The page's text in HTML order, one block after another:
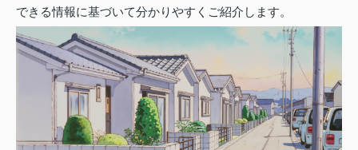
できる情報に基づいて分かりやすくご紹介します。